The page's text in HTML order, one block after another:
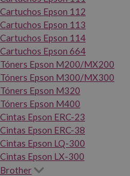
Cartuchos Epson 112
Cartuchos Epson 113
Cartuchos Epson 114
Cartuchos Epson 664
Tóners Epson M200/MX200
Tóners Epson M300/MX300
Tóners Epson M320
Tóners Epson M400
Cintas Epson ERC-23
Cintas Epson ERC-38
Cintas Epson LQ-300
Cintas Epson LX-300
Brother